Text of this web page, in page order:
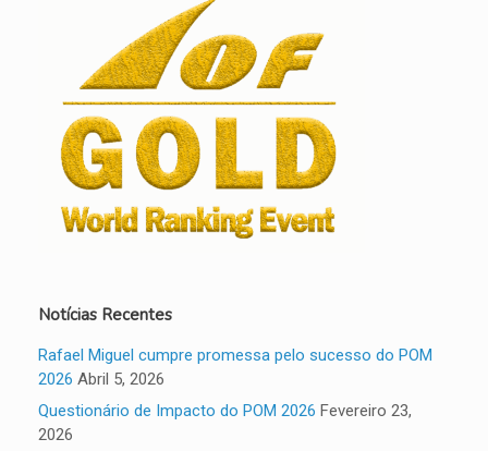
Notícias Recentes
Rafael Miguel cumpre promessa pelo sucesso do POM
2026 Abril 5, 2026
Questionário de Impacto do POM 2026 Fevereiro 23,
2026